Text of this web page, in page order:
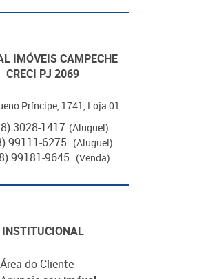
IMÓVEIS CAMPECHE
CRECI PJ 2069
Príncipe, 1741, Loja 01
3028-1417 (Aluguel)
99111-6275 (Aluguel)
99181-9645 (Venda)
INSTITUCIONAL
Área do Cliente